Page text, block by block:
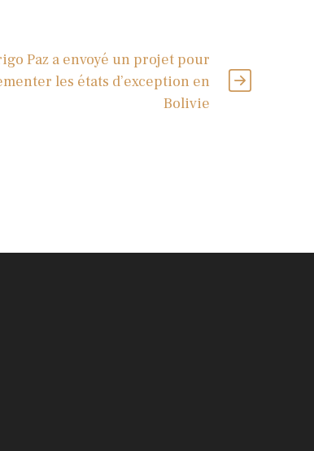
Paz a envoyé un projet pour
les états d’exception en
Bolivie